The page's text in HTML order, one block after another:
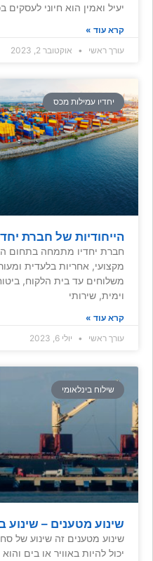
יעיל ואמין הוא חיוני לעסקים
קרא עוד »
עורך ראשי
אוקטובר 2, 2023
יחדיו עמילות מכס
הייחודיות של חברת
חברת יחדיו מתמחה בתחום
מקצועי, אחריות בלעדית
משלוחים עד בית הלקוח, ביטוח
וימית, שירותי
קרא עוד »
עורך ראשי
יולי 6, 2023
שילוח בינלאומי
שינוע מטענים – שינוע
שינוע מטענים זה שינוע של
יכול להיות באוויר או בים